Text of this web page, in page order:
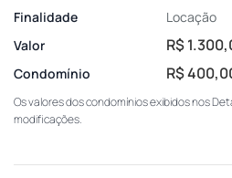
Finalidade
Locação
Valor
R$
Condomínio R$
Os valores dos condomínios exibidos nos
modificações.